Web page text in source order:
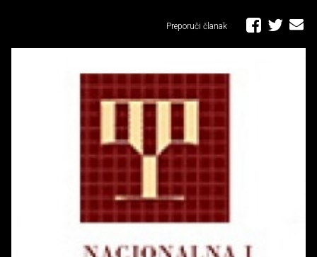
Preporuči članak